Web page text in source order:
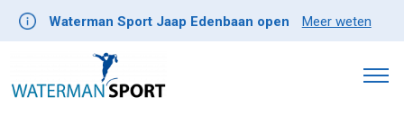
Waterman Sport Jaap Edenbaan open Meer weten